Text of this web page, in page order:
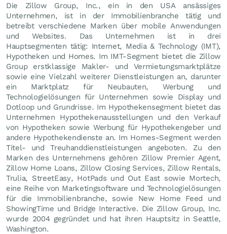
Die Zillow Group, Inc., ein in den USA ansässiges
Unternehmen, ist in der Immobilienbranche tätig und
betreibt verschiedene Marken über mobile Anwendungen
und Websites. Das Unternehmen ist in drei
Hauptsegmenten tätig: Internet, Media & Technology (IMT),
Hypotheken und Homes. Im IMT-Segment bietet die Zillow
Group erstklassige Makler- und Vermietungsmarktplätze
sowie eine Vielzahl weiterer Dienstleistungen an, darunter
ein Marktplatz für Neubauten, Werbung und
Technologielösungen für Unternehmen sowie Display und
Dotloop und Grundrisse. Im Hypothekensegment bietet das
Unternehmen Hypothekenausstellungen und den Verkauf
von Hypotheken sowie Werbung für Hypothekengeber und
andere Hypothekendienste an. Im Homes-Segment werden
Titel- und Treuhanddienstleistungen angeboten. Zu den
Marken des Unternehmens gehören Zillow Premier Agent,
Zillow Home Loans, Zillow Closing Services, Zillow Rentals,
Trulia, StreetEasy, HotPads und Out East sowie Mortech,
eine Reihe von Marketingsoftware und Technologielösungen
für die Immobilienbranche, sowie New Home Feed und
ShowingTime und Bridge Interactive. Die Zillow Group, Inc.
wurde 2004 gegründet und hat ihren Hauptsitz in Seattle,
Washington.